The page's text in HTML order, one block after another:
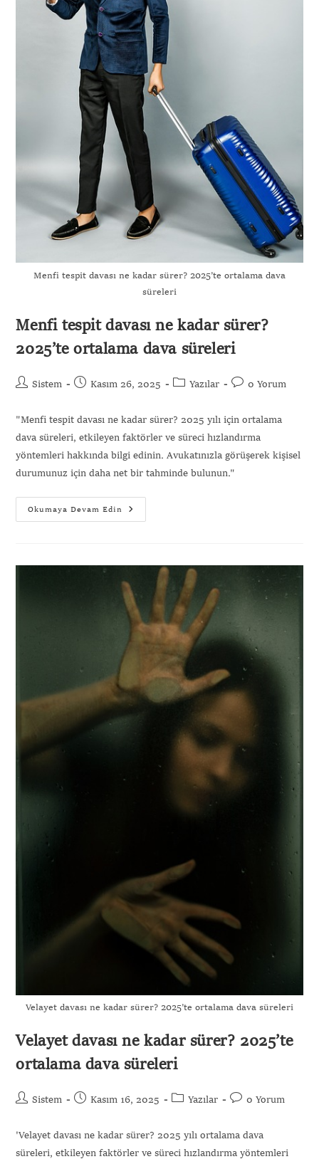
Menfi tespit davası ne kadar sürer? 2025’te ortalama dava
süreleri
Menfi tespit davası ne kadar sürer?
2025’te ortalama dava süreleri
Sistem Kasım 26, 2025 Yazılar 0 Yorum
"Menfi tespit davası ne kadar sürer? 2025 yılı için ortalama
dava süreleri, etkileyen faktörler ve süreci hızlandırma
yöntemleri hakkında bilgi edinin. Avukatınızla görüşerek kişisel
durumunuz için daha net bir tahminde bulunun."
Okumaya Devam Edin
Velayet davası ne kadar sürer? 2025’te ortalama dava süreleri
Velayet davası ne kadar sürer? 2025’te
ortalama dava süreleri
Sistem Kasım 16, 2025 Yazılar 0 Yorum
'Velayet davası ne kadar sürer? 2025 yılı ortalama dava
süreleri, etkileyen faktörler ve süreci hızlandırma yöntemleri